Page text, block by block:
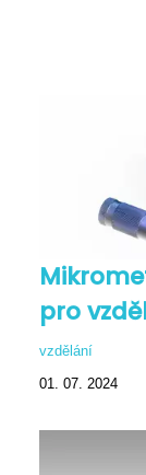
pro
vzdělání
01. 07. 2024